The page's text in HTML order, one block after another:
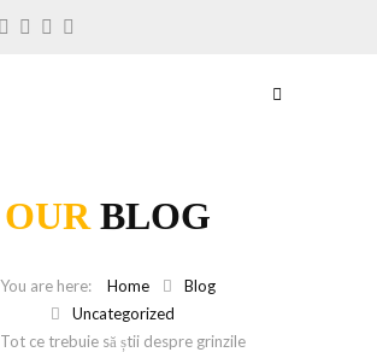
OURBLOG
Home
Blog
Uncategorized
Tot ce trebuie să știi despre grinzile